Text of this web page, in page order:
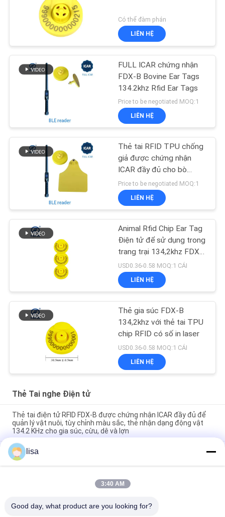
Có thể đàm phán
LIÊN HỆ
FULL ICAR chứng nhận
FDX-B Bovine Ear Tags
134.2khz Rfid Ear Tags
Price to be negotiated MOQ:1
LIÊN HỆ
Thẻ tai RFID TPU chống
giả được chứng nhận
ICAR đầy đủ cho bò
134.2khz
Price to be negotiated MOQ:1
LIÊN HỆ
Animal Rfid Chip Ear Tag
Điện tử để sử dụng trong
trang trại 134,2khz FDX-
B
USD0.36-0.58 MOQ:1 CÁI
LIÊN HỆ
Thẻ gia súc FDX-B
134,2khz với thẻ tai TPU
chip RFID có số in laser
USD0.36-0.58 MOQ:1 CÁI
LIÊN HỆ
Thẻ Tai nghe Điện tử
Thẻ tai điện tử RFID FDX-B được chứng nhận ICAR đầy đủ để
quản lý vật nuôi, tùy chỉnh màu sắc, thẻ nhận dạng động vật
134.2 KHz cho gia súc, cừu, dê và lợn
Nhãn tai điện tử chống nước cho gia súc và lâu dài cho quản lý
động vật
FULL ICAR chứng nhận ET902 Custom TPU RFID Tags tai gia
súc với laser khắc đánh số thẻ nhận dạng động vật bền cho
lisa
3:40 AM
Good day, what product are you looking for?